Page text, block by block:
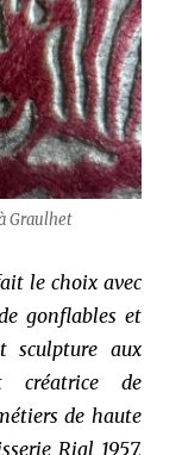
Graulhet
le choix avec
gonflables et
sculpture aux
créatrice de
de haute
Rial 1957,